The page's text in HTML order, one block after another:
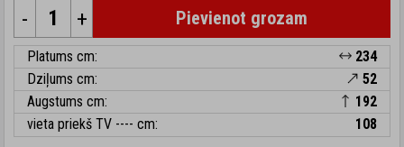
- + Pievienot grozam
Platums cm:
234
Dziļums cm:
52
Augstums cm:
192
vieta priekš TV ---- cm:
108